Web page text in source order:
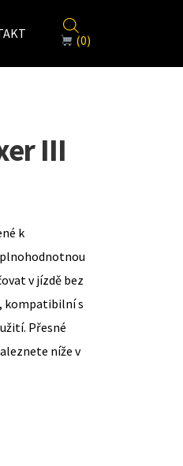
(0)
III
k
v jízdě bez
kompatibilní s
Přesné
níže v